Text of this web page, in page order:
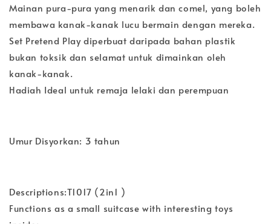
Mainan pura-pura yang menarik dan comel, yang boleh
membawa kanak-kanak lucu bermain dengan mereka.
Set Pretend Play diperbuat daripada bahan plastik
bukan toksik dan selamat untuk dimainkan oleh
kanak-kanak.
Hadiah Ideal untuk remaja lelaki dan perempuan
Umur Disyorkan: 3 tahun
Descriptions:T1017 (2in1 )
Functions as a small suitcase with interesting toys